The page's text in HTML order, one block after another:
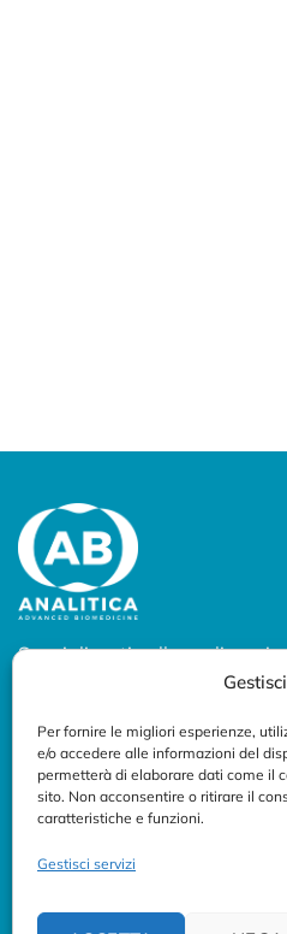
Per fornire le migliori esperienze,
e/o accedere alle informazioni del
permetterà di elaborare dati come il
sito. Non acconsentire o ritirare il
caratteristiche e funzioni.
Gestisci servizi
Specializzati nella
soluzioni diagnostiche per uso
Seguici su: